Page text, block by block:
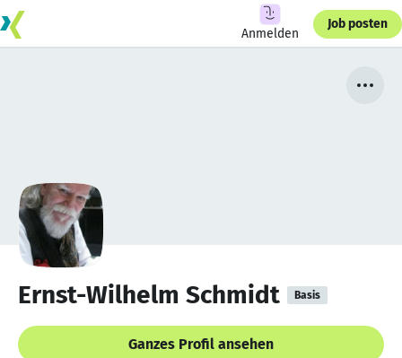
Anmelden
Job posten
Ernst-Wilhelm Schmidt Basis
Ganzes Profil ansehen